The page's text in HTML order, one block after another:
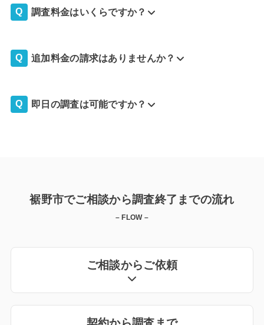
調査料金はいくらですか？
追加料金の請求はありませんか？
即日の調査は可能ですか？
裾野市でご相談から調査終了までの流れ
– FLOW –
ご相談からご依頼